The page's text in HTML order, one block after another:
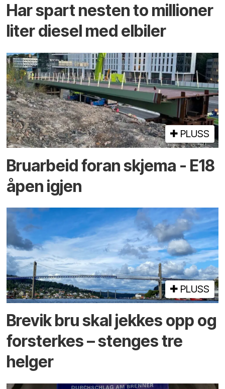
Har spart nesten to millioner
liter diesel med elbiler
PLUSS
Bruarbeid foran skjema - E18
åpen igjen
PLUSS
Brevik bru skal jekkes opp og
forsterkes – stenges tre
helger